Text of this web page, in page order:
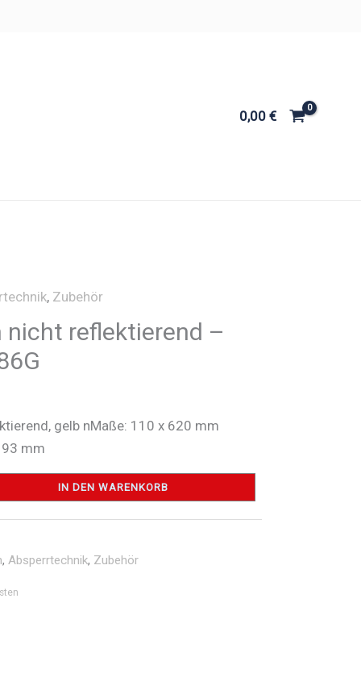
0,00 €
, Zubehör
nicht reflektierend –
gelb nMaße: 110 x 620 mm
mm
IN DEN WARENKORB
, Absperrtechnik, Zubehör